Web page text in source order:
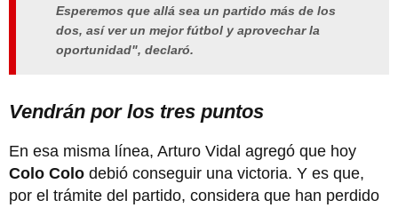
Esperemos que allá sea un partido más de los
dos, así ver un mejor fútbol y aprovechar la
oportunidad", declaró.
Vendrán por los tres puntos
En esa misma línea, Arturo Vidal agregó que hoy
Colo Colo debió conseguir una victoria. Y es que,
por el trámite del partido, considera que han perdido